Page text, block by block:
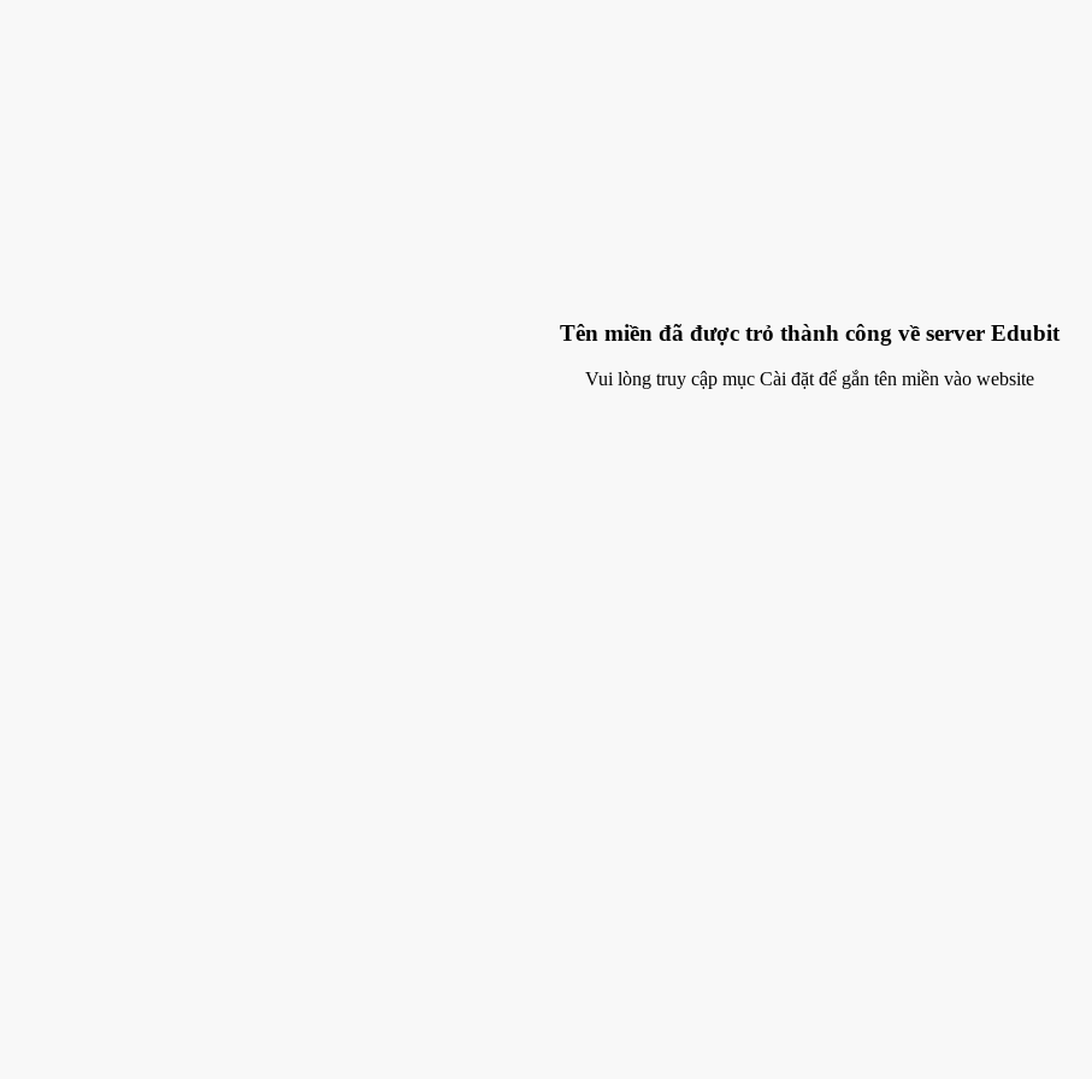
Tên miền đã được trỏ thành công về server Edubit
Vui lòng truy cập mục Cài đặt để gắn tên miền vào website